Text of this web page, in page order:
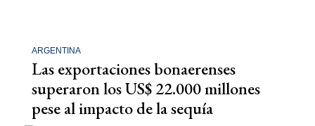
ARGENTINA
Las exportaciones bonaerenses
superaron los US$ 22.000 millones
pese al impacto de la sequía